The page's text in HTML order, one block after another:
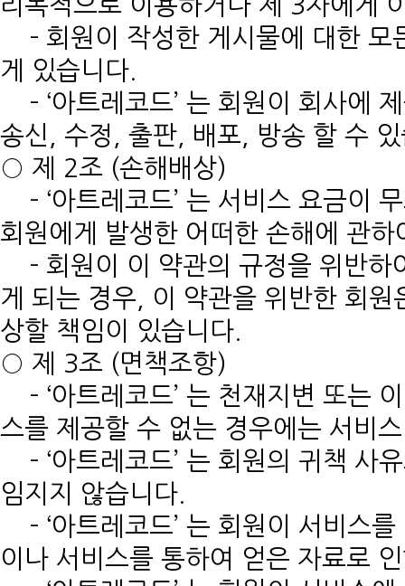
- 회원이 작성한 게시물에 대한 모
게 있습니다.
- ‘아트레코드’ 는 회원이 회사에
송신, 수정, 출판, 배포, 방송 할 수
○ 제 2조 (손해배상)
- ‘아트레코드’ 는 서비스 요금이
회원에게 발생한 어떠한 손해에 관
- 회원이 이 약관의 규정을 위반하
게 되는 경우, 이 약관을 위반한 회
상할 책임이 있습니다.
○ 제 3조 (면책조항)
- ‘아트레코드’ 는 천재지변 또는
스를 제공할 수 없는 경우에는 서비
- ‘아트레코드’ 는 회원의 귀책 사
임지지 않습니다.
- ‘아트레코드’ 는 회원이 서비스
이나 서비스를 통하여 얻은 자료로